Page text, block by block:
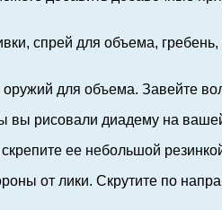
спрей для объема,
для объема. Завейте
вы рисовали диадему на
ее небольшой
от лики. Скрутите по